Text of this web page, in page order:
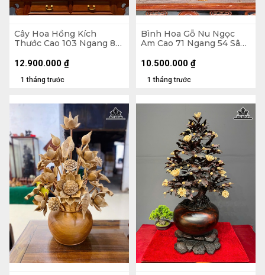
Cây Hoa Hồng Kích
Thước Cao 103 Ngang 80
Ngư - Lá Gỗ Sưa - Thân
1 tháng trước
12.900.000 ₫
Bình Hoa Gỗ Nu Ngọc
Am Cao 71 Ngang 54 Sâu
Đường Kính 18 (cm)
1 tháng trước
10.500.000 ₫